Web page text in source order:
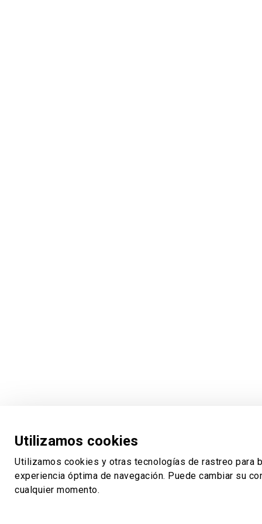
Utilizamos cookies
Utilizamos cookies y otras tecnologías de rastreo para
experiencia óptima de navegación. Puede cambiar su
cualquier momento.